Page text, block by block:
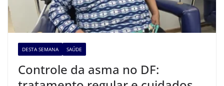
DESTA SEMANA SAÚDE
Controle da asma no DF: